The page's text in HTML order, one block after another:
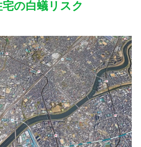
の白蟻リスク